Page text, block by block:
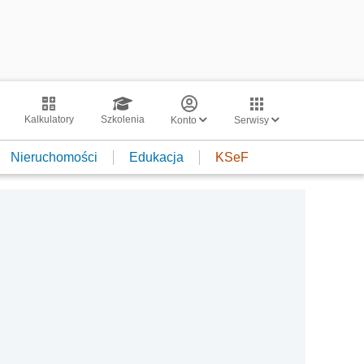
Kalkulatory Szkolenia Konto Serwisy
Nieruchomości Edukacja KSeF